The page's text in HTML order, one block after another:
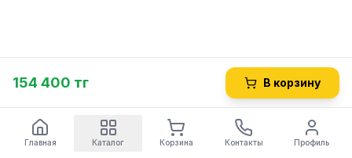
154 400 тг В корзину
Главная Каталог Корзина Контакты Профиль